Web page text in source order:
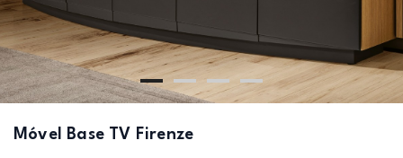
Móvel Base TV Firenze